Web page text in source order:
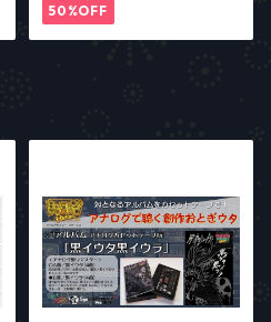
50%OFF